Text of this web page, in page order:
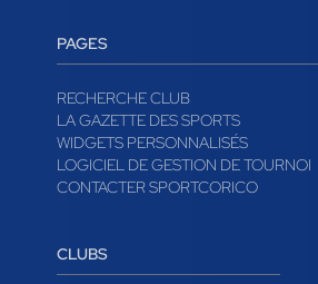
PAGES
RECHERCHE CLUB
LA GAZETTE DES SPORTS
WIDGETS PERSONNALISÉS